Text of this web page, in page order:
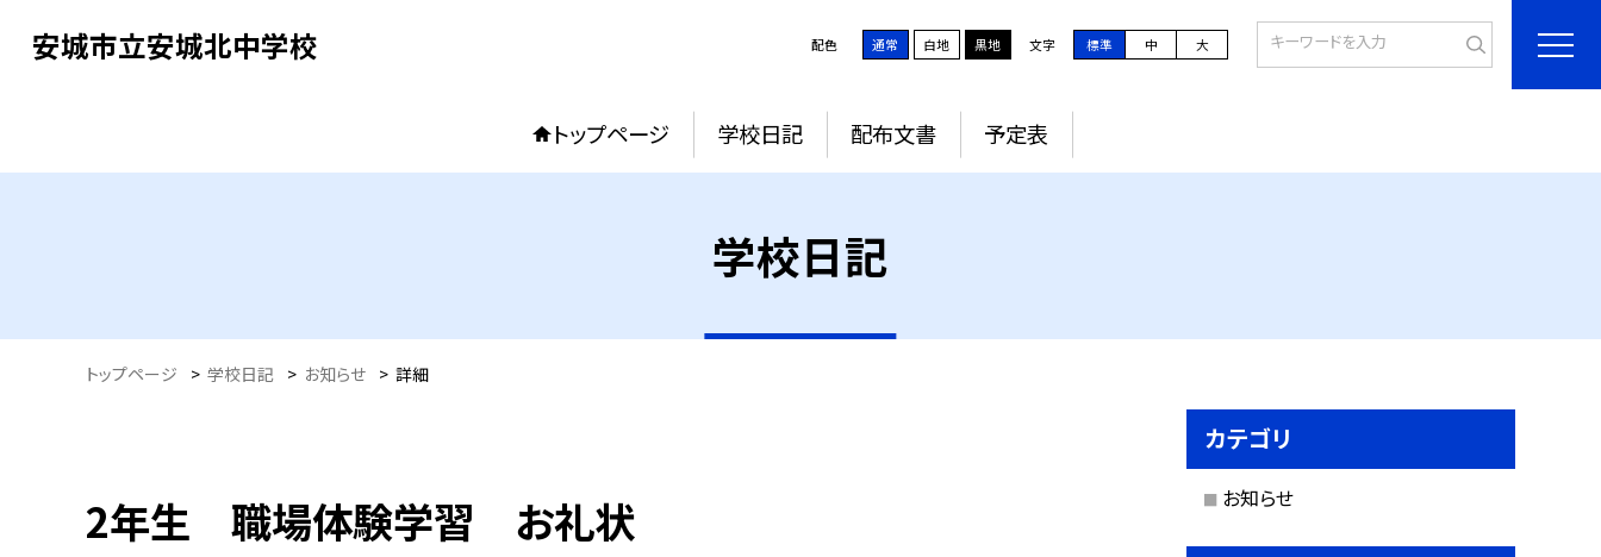
安城市立安城北中学校 配色 通常 白地 黒地 文字 標準 中 大
トップページ 学校日記 配布文書 予定表
学校日記
トップページ > 学校日記 > お知らせ > 詳細
2年生 職場体験学習 お礼状
カテゴリ
お知らせ